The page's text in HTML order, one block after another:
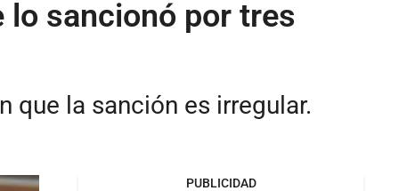
lo sancionó por tres
que la sanción es irregular.
PUBLICIDAD